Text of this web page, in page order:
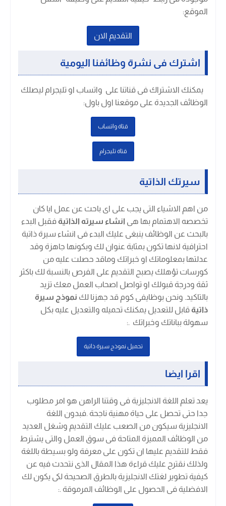
الموقع:
التقديم الان
اشترك فى نشرة وظائفنا اليومية
يمكنك الاشتراك فى قناتنا على واتساب او تليجرام ليصلك
الوظائف الجديدة على موقعنا اول باول:
قتاة واتساب
قتاة تليجرام
سيرتك الذاتية
من اهم الاشياء التى يجب على اى باحث عن عمل ايا كان
تخصصه الاهتمام بها هى انشاء سيرته الذاتية فقبل البدء
بالبحث عن الوظائف ينبغى عليك البدء فى انشاء سيرة ذاتية
احترافية لانها تكون بمثابة عنوان لك وبكونها جاهزة وقد
عدلتها بمعلوماتك او خبراتك وماقد حصلت عليه من
كورسات تؤهلك يصبح التقديم على الفرص بالنسبة لك باكثر
ثقة ودرجة قبولك او تواصل اصحاب العمل معك تزيد
بالتاكيد. ونحن بوظايفى كوم قد جهزنا لك نموذج سيرة
ذاتية قابل للتعديل يمكنك تحميله والتعديل عليه بكل
سهولة بباناتك وخبراتك .:
تحميل نموذج سيرة ذاتية
اقرا ايضا
يعد تعلم اللغة الانجليزية فى وقتنا الراهن هو امر مطلوب
جدا حتى تحصل على حياة مهنية ناجحة .فبدون اللغة
الانجليزية سيكون من الصعب عليك التقديم وشغل العديد
من الوظائف المميزة المتاحة فى سوق العمل والتى يشترط
فقط للتقديم عليها ان تكون على معرفة ولو بسيطة باللغة
ولذلك نقترح عليك قراءة هذا المقال الذى نتحدث فيه عن
كيفية تطوير لغتك الانجليزية بالطرق الصحيحة لكى يكون لك
الافضلية فى الحصول على الوظائف المرموقة .: